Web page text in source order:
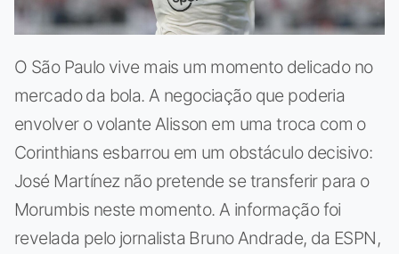
O São Paulo vive mais um momento delicado no
mercado da bola. A negociação que poderia
envolver o volante Alisson em uma troca com o
Corinthians esbarrou em um obstáculo decisivo:
José Martínez não pretende se transferir para o
Morumbis neste momento. A informação foi
revelada pelo jornalista Bruno Andrade, da ESPN,